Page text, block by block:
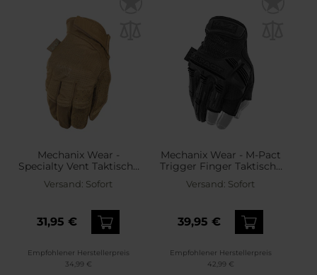
Mechanix Wear -
Specialty Vent Taktische
Handschuhe - Coyote
Versand: Sofort
31,95 €
Empfohlener Herstellerpreis
34,99 €
Mechanix Wear - M-Pact
Trigger Finger Taktische
Handschuhe - Covert
Black
Versand: Sofort
39,95 €
Empfohlener Herstellerpreis
42,99 €